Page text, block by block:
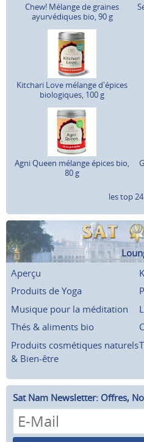
Chew! Mélange de graines
ayurvédiques bio, 90 g
Kitchari Love mélange d'épices
biologiques, 100 g
Agni Queen mélange épices bio,
80 g
les top 24
Aperçu
Produits de Yoga
Musique pour la méditation
Thés & aliments bio
Produits cosmétiques naturels
& Bien-être
Sat Nam Newsletter: Offres,